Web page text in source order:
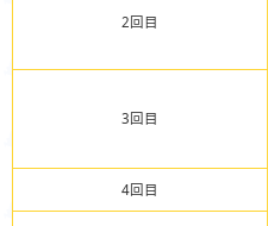
2回目
3回目
4回目